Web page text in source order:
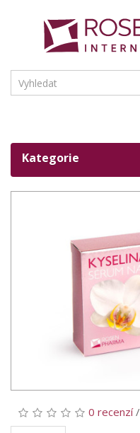
Kategorie
0 recenzí/